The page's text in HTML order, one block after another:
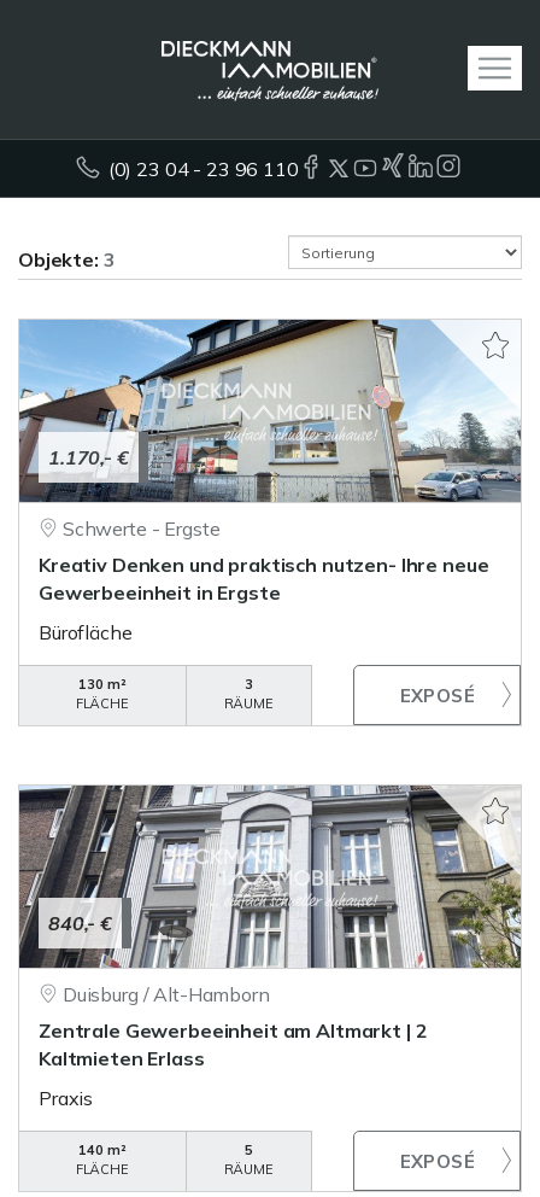
(0) 23 04 - 23 96 110
Objekte: 3
1.170,- €
Schwerte - Ergste
Kreativ Denken und praktisch nutzen- Ihre neue
Gewerbeeinheit in Ergste
Bürofläche
130 m²
FLÄCHE
3
RÄUME
840,- €
Duisburg / Alt-Hamborn
Zentrale Gewerbeeinheit am Altmarkt | 2
Kaltmieten Erlass
Praxis
140 m²
FLÄCHE
5
RÄUME